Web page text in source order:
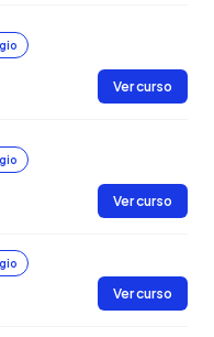
Ver curso
Ver curso
Ver curso